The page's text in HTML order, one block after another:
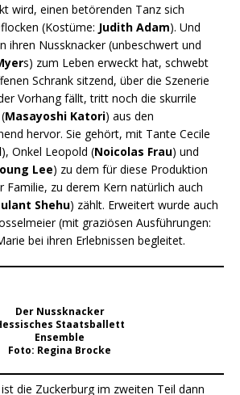
wird, einen betörenden Tanz sich
(Kostüme: Judith Adam). Und
ihren Nussknacker (unbeschwert und
s) zum Leben erweckt hat, schwebt
Schrank sitzend, über die Szenerie
Vorhang fällt, tritt noch die skurrile
Masayoshi Katori) aus den
hervor. Sie gehört, mit Tante Cecile
), Onkel Leopold (Noicolas Frau) und
Lee) zu dem für diese Produktion
Familie, zu derem Kern natürlich auch
Shehu) zählt. Erweitert wurde auch
(mit graziösen Ausführungen:
bei ihren Erlebnissen begleitet.
Der Nussknacker
Staatsballett
Ensemble
Foto: Regina Brocke
die Zuckerburg im zweiten Teil dann